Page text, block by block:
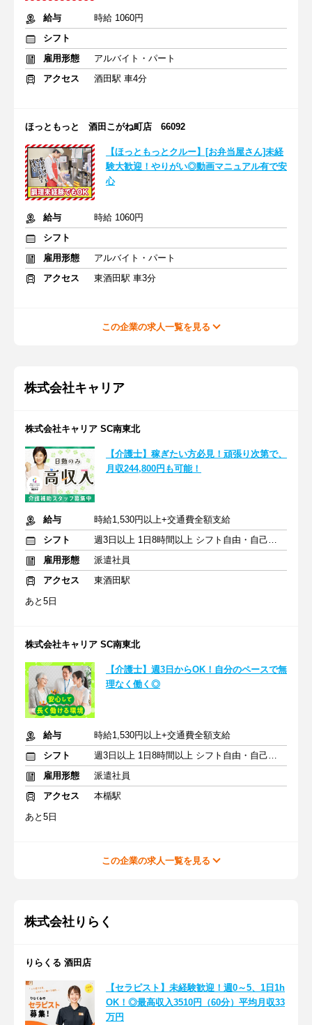
給与
時給 1060円
シフト
雇用形態
アルバイト・パート
アクセス
酒田駅 車4分
ほっともっと 酒田こがね町店 66092
【ほっともっとクルー】[お弁当屋さん]未経
験大歓迎！やりがい◎動画マニュアル有で安
心
給与
時給 1060円
シフト
雇用形態
アルバイト・パート
アクセス
東酒田駅 車3分
この企業の求人一覧を見る
株式会社キャリア
株式会社キャリア SC南東北
【介護士】稼ぎたい方必見！頑張り次第で、
月収244,800円も可能！
給与
時給1,530円以上+交通費全額支給
シフト
週3日以上 1日8時間以上 シフト自由・自己申告
雇用形態
派遣社員
アクセス
東酒田駅
あと5日
株式会社キャリア SC南東北
【介護士】週3日からOK！自分のペースで無
理なく働く◎
給与
時給1,530円以上+交通費全額支給
シフト
週3日以上 1日8時間以上 シフト自由・自己申告
雇用形態
派遣社員
アクセス
本楯駅
あと5日
この企業の求人一覧を見る
株式会社りらく
りらくる 酒田店
【セラピスト】未経験歓迎！週0～5、1日1h
OK！◎最高収入3510円（60分）平均月収33
万円